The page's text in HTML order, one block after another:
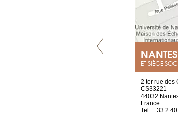
NANTES
ET SIÈGE
2 ter rue des
CS33221
44032
France
Tel : +33 2